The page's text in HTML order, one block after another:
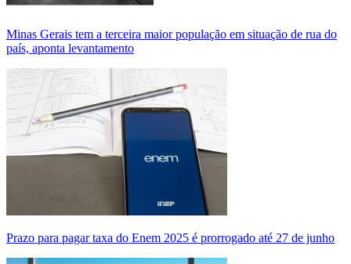
Minas Gerais tem a terceira maior população em situação de rua do
país, aponta levantamento
Prazo para pagar taxa do Enem 2025 é prorrogado até 27 de junho